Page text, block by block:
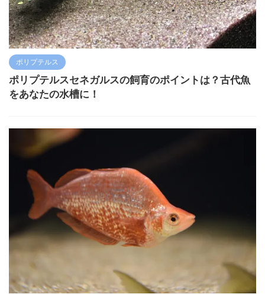
ポリプテルス
ポリプテルスセネガルスの飼育のポイントは？古代魚
をあなたの水槽に！